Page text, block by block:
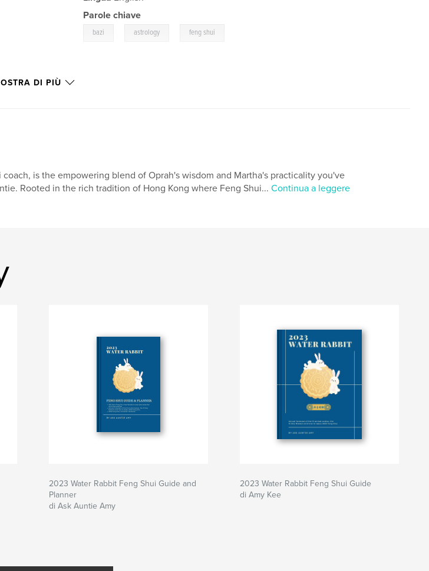
Parole chiave
bazi astrology feng shui
DI PIÙ
is the empowering blend of Oprah's wisdom and Martha's practicality you've
Rooted in the rich tradition of Hong Kong where Feng Shui... Continua a leggere
2023 Water Rabbit Feng Shui Guide and
Planner
di Ask Auntie Amy
2023 Water Rabbit Feng Shui Guide
di Amy Kee